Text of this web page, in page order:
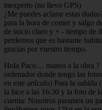
inexperto (no llevo GPS)
¿Me puedes aclarar estas
para la hora de comer y salgo
de inicio claro y + - tiempo de
perdemos que es bastante
gracias por vuestro tiempo.
Hola Paco… manos a la obra
ordenador donde tengo las
en este artículo) Para la
la hice a las 16:30 y la foto de
cuenta: Nosotros paramos un